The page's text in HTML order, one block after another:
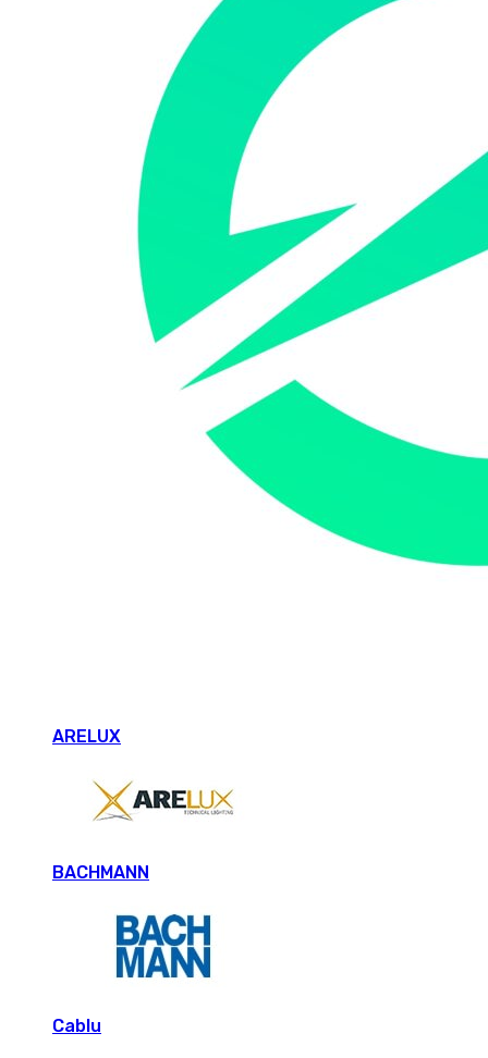
ARELUX
BACHMANN
Cablu